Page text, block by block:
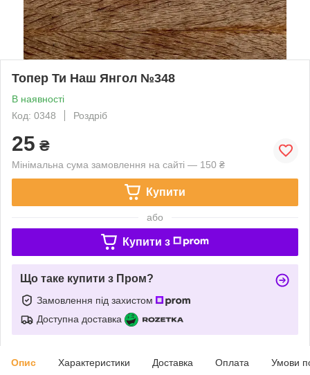
Топер Ти Наш Янгол №348
В наявності
Код: 0348
Роздріб
25 ₴
Мінімальна сума замовлення на сайті — 150 ₴
Купити
або
Купити з
Що таке купити з Пром?
Замовлення під захистом
Доступна доставка
Опис Характеристики Доставка Оплата Умови